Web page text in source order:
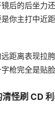
后的后坐力
你主打中近
距离表现拉
枪完全是贴
怪刷 CD